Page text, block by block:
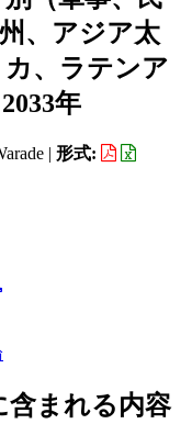
、アジア太
、ラテンア
年
| 形式:
含まれる内容